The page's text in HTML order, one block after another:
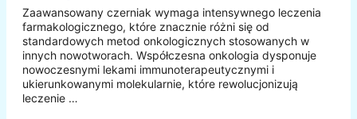
Zaawansowany czerniak wymaga intensywnego leczenia
farmakologicznego, które znacznie różni się od
standardowych metod onkologicznych stosowanych w
innych nowotworach. Współczesna onkologia dysponuje
nowoczesnymi lekami immunoterapeutycznymi i
ukierunkowanymi molekularnie, które rewolucjonizują
leczenie …